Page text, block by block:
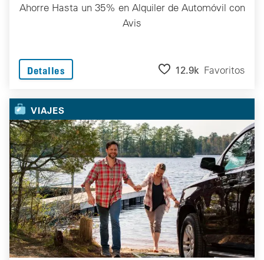
Ahorre Hasta un 35% en Alquiler de Automóvil con
Avis
Detalles 12.9k Favoritos
VIAJES